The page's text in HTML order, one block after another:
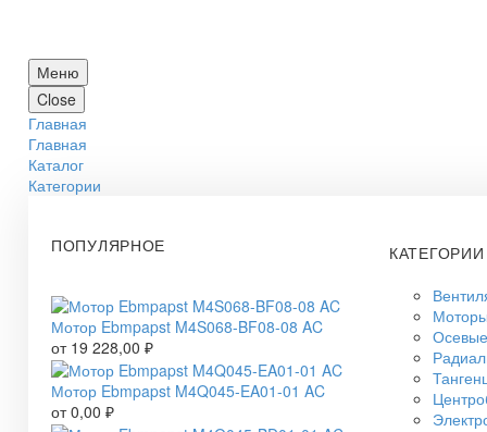
Меню
Close
Главная
Главная
Каталог
Категории
ПОПУЛЯРНОЕ
Мотор Ebmpapst M4S068-BF08-08 AC
от 19 228,00 ₽
Мотор Ebmpapst M4Q045-EA01-01 AC
от0,00 ₽
КАТЕГОРИИ